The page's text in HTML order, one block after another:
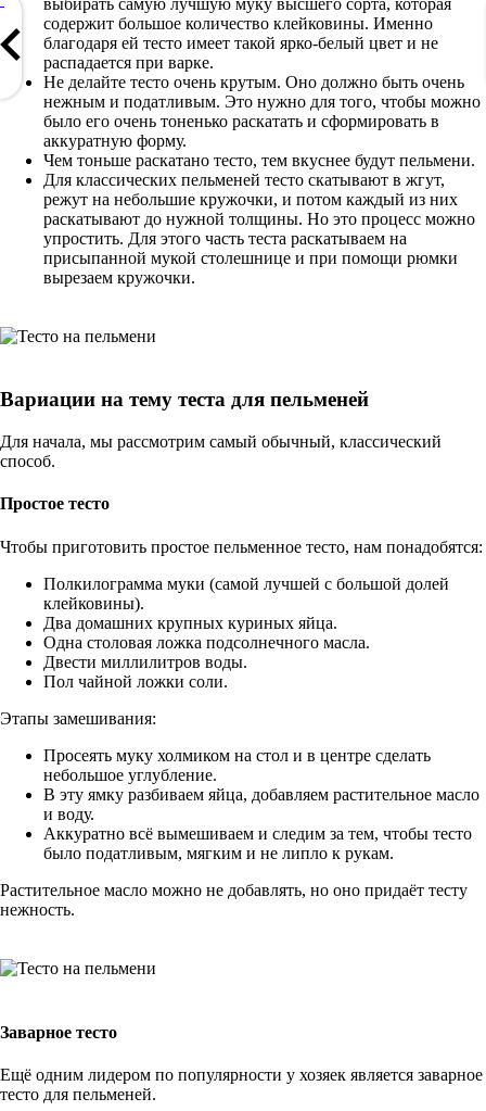
содержит большое количество клейковины. Именно
благодаря ей тесто имеет такой ярко-белый цвет и не
распадается при варке.
Не делайте тесто очень крутым. Оно должно быть очень
нежным и податливым. Это нужно для того, чтобы можно
было его очень тоненько раскатать и сформировать в
аккуратную форму.
Чем тоньше раскатано тесто, тем вкуснее будут пельмени.
Для классических пельменей тесто скатывают в жгут,
режут на небольшие кружочки, и потом каждый из них
раскатывают до нужной толщины. Но это процесс можно
упростить. Для этого часть теста раскатываем на
присыпанной мукой столешнице и при помощи рюмки
вырезаем кружочки.
Вариации на тему теста для пельменей
Для начала, мы рассмотрим самый обычный, классический
способ.
Простое тесто
Чтобы приготовить простое пельменное тесто, нам понадобятся:
Полкилограмма муки (самой лучшей с большой долей
клейковины).
Два домашних крупных куриных яйца.
Одна столовая ложка подсолнечного масла.
Двести миллилитров воды.
Пол чайной ложки соли.
Этапы замешивания:
Просеять муку холмиком на стол и в центре сделать
небольшое углубление.
В эту ямку разбиваем яйца, добавляем растительное масло
и воду.
Аккуратно всё вымешиваем и следим за тем, чтобы тесто
было податливым, мягким и не липло к рукам.
Растительное масло можно не добавлять, но оно придаёт тесту
нежность.
Заварное тесто
Ещё одним лидером по популярности у хозяек является заварное
тесто для пельменей.